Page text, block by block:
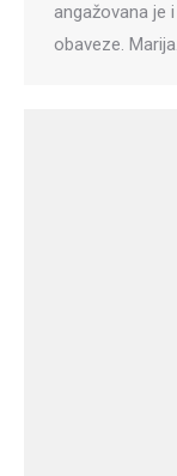
angažovana je
obaveze.